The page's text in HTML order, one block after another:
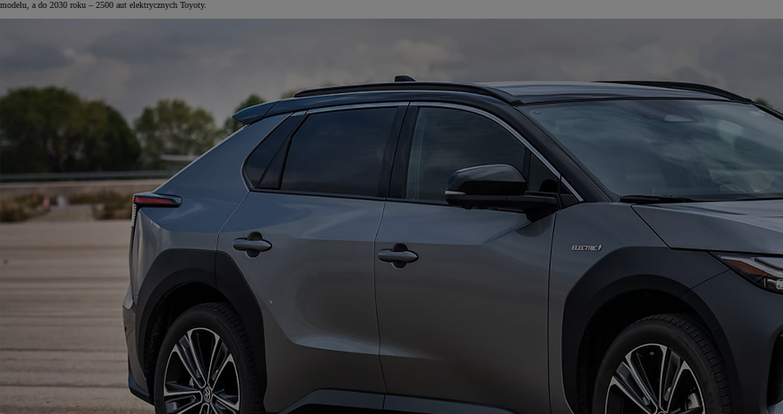
Od105 300 zł
Corolla Hatchback
modelu, a do 2030 roku – 2500 aut elektrycznych Toyoty.